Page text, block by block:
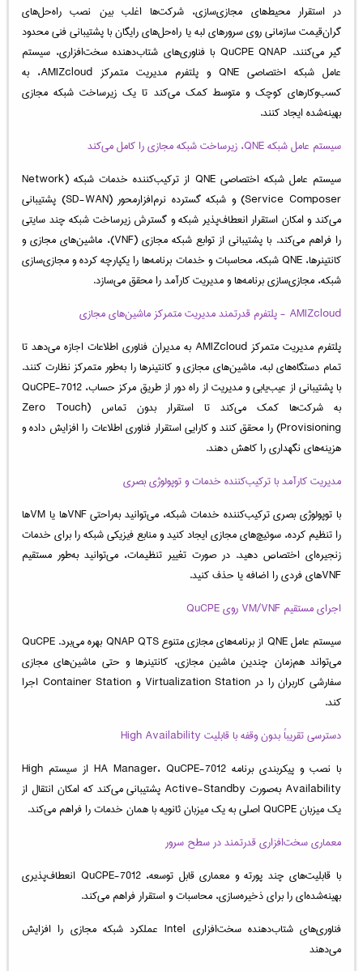
در استقرار محیط‌های مجازی‌سازی، شرکت‌ها اغلب بین نصب راه‌حل‌های
گران‌قیمت سازمانی روی سرورهای لبه یا راه‌حل‌های رایگان با پشتیبانی فنی محدود
گیر می‌کنند. QuCPE QNAP با فناوری‌های شتاب‌دهنده سخت‌افزاری، سیستم
عامل شبکه اختصاصی QNE و پلتفرم مدیریت متمرکز AMIZcloud، به
کسب‌وکارهای کوچک و متوسط کمک می‌کند تا یک زیرساخت شبکه مجازی
بهینه‌شده ایجاد کنند.
سیستم عامل شبکه QNE، زیرساخت شبکه مجازی را کامل می‌کند
سیستم عامل شبکه اختصاصی QNE از ترکیب‌کننده خدمات شبکه (Network
Service Composer) و شبکه گسترده نرم‌افزارمحور (SD-WAN) پشتیبانی
می‌کند و امکان استقرار انعطاف‌پذیر شبکه و گسترش زیرساخت شبکه چند سایتی
را فراهم می‌کند. با پشتیبانی از توابع شبکه مجازی (VNF)، ماشین‌های مجازی و
کانتینرها، QNE شبکه، محاسبات و خدمات برنامه‌ها را یکپارچه کرده و مجازی‌سازی
شبکه، مجازی‌سازی برنامه‌ها و مدیریت کارآمد را محقق می‌سازد.
AMIZcloud - پلتفرم قدرتمند مدیریت متمرکز ماشین‌های مجازی
پلتفرم مدیریت متمرکز AMIZcloud به مدیران فناوری اطلاعات اجازه می‌دهد تا
تمام دستگاه‌های لبه، ماشین‌های مجازی و کانتینرها را به‌طور متمرکز نظارت کنند.
با پشتیبانی از عیب‌یابی و مدیریت از راه دور از طریق مرکز حساب، QuCPE-7012
به شرکت‌ها کمک می‌کند تا استقرار بدون تماس (Zero Touch
Provisioning) را محقق کنند و کارایی استقرار فناوری اطلاعات را افزایش داده و
هزینه‌های نگهداری را کاهش دهند.
مدیریت کارآمد با ترکیب‌کننده خدمات و توپولوژی بصری
با توپولوژی بصری ترکیب‌کننده خدمات شبکه، می‌توانید به‌راحتی VNFها یا VMها
را تنظیم کرده، سوئیچ‌های مجازی ایجاد کنید و منابع فیزیکی شبکه را برای خدمات
زنجیره‌ای اختصاص دهید. در صورت تغییر تنظیمات، می‌توانید به‌طور مستقیم
VNFهای فردی را اضافه یا حذف کنید.
اجرای مستقیم VM/VNF روی QuCPE
سیستم عامل QNE از برنامه‌های مجازی متنوع QNAP QTS بهره می‌برد. QuCPE
می‌تواند هم‌زمان چندین ماشین مجازی، کانتینرها و حتی ماشین‌های مجازی
سفارشی کاربران را در Virtualization Station و Container Station اجرا
کند.
دسترسی تقریباً بدون وقفه با قابلیت High Availability
با نصب و پیکربندی برنامه HA Manager، QuCPE-7012 از سیستم High
Availability به‌صورت Active-Standby پشتیبانی می‌کند که امکان انتقال از
یک میزبان QuCPE اصلی به یک میزبان ثانویه با همان خدمات را فراهم می‌کند.
معماری سخت‌افزاری قدرتمند در سطح سرور
با قابلیت‌های چند پورته و معماری قابل توسعه، QuCPE-7012 انعطاف‌پذیری
بهینه‌شده‌ای را برای ذخیره‌سازی، محاسبات و استقرار فراهم می‌کند.
فناوری‌های شتاب‌دهنده سخت‌افزاری Intel عملکرد شبکه مجازی را افزایش
می‌دهند